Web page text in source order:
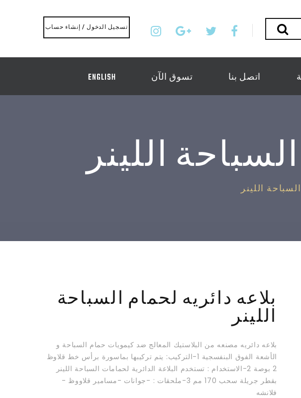
تسجيل الدخول / إنشاء حساب
اتصل بنا تسوق الآن ENGLISH
اللينر
اللينر
بلاعه دائريه لحمام السباحة
اللينر
بلاعه دائريه مصنعه من البلاستيك المعالج ضد كيمويات حمام السباحة و
الأشعة الفوق البنفسجية 1-التركيب: يتم تركيبها بماسورة برأس خط قلاوظ
2 بوصة 2-الاستخدام : تستخدم البلاعة الدائرية لحمامات السباحة اللينر
بقطر جريلة سحب 170 مم 3-ملحقات : -جوانات -مسامير قلاووظ -
فلانشه